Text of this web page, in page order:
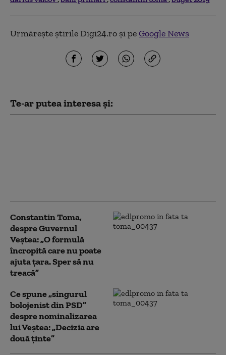
Urmărește știrile Digi24.ro și peGoogle News
Te-ar putea interesa și:
Constantin Toma,
despre Guvernul
Veștea: „O formulă
încropită care nu poate
ajuta țara. Sper să nu
treacă”
Ce spune „singurul
bolojenist din PSD”
despre nominalizarea
lui Veștea: „Decizia are
două ținte”